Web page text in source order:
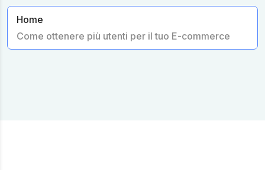
Home
Come ottenere più utenti per il tuo E-commerce